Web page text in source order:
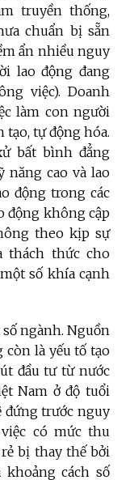
truyền thống,
chuẩn bị sẵn
ẩn nhiều nguy
lao động đang
việc). Doanh
làm con người
tạo, tự động hóa.
bất bình đẳng
năng cao và lao
động trong các
động không cập
theo kịp sự
thách thức cho
số khía cạnh
ngành. Nguồn
còn là yếu tố tạo
đầu tư từ nước
Nam ở độ tuổi
đứng trước nguy
có mức thu
bị thay thế bởi
cách số